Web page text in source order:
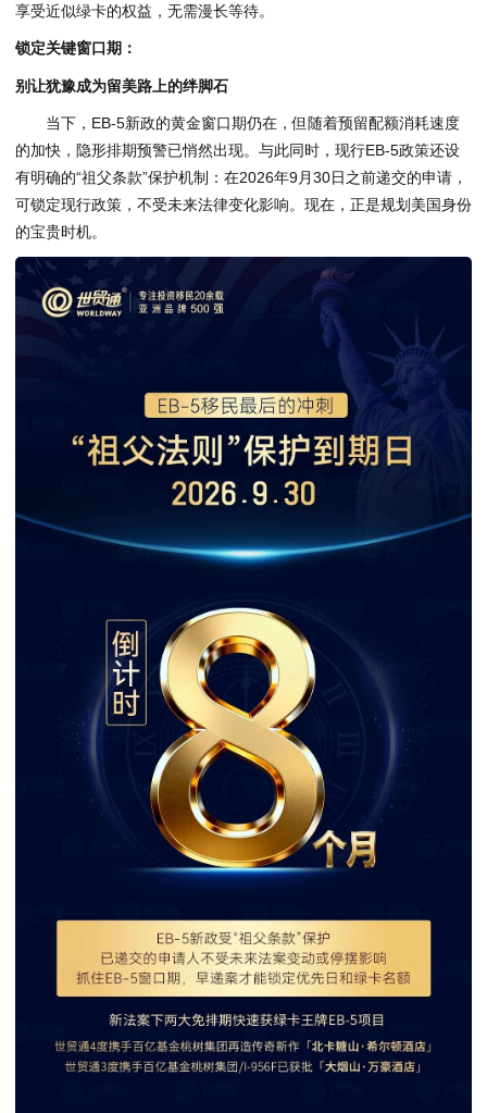
享受近似绿卡的权益，无需漫长等待。
锁定关键窗口期：
别让犹豫成为留美路上的绊脚石
当下，EB-5新政的黄金窗口期仍在，但随着预留配额消耗速度
的加快，隐形排期预警已悄然出现。与此同时，现行EB-5政策还设
有明确的“祖父条款”保护机制：在2026年9月30日之前递交的申请，
可锁定现行政策，不受未来法律变化影响。现在，正是规划美国身份
的宝贵时机。